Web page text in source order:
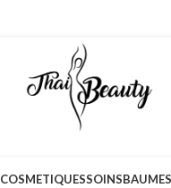
COSMETIQUESSOINS